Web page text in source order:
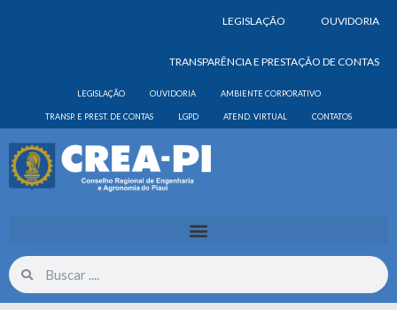
LEGISLAÇÃO OUVIDORIA
TRANSPARÊNCIA E PRESTAÇÃO DE CONTAS
LEGISLAÇÃO OUVIDORIA AMBIENTE CORPORATIVO
TRANSP. E PREST. DE CONTAS LGPD ATEND. VIRTUAL CONTATOS